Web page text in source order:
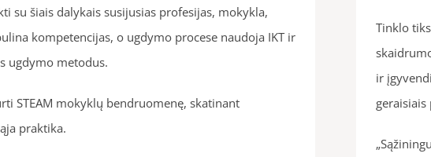
su šiais dalykais susijusias profesijas, mokykla,
kompetencijas, o ugdymo procese naudoja IKT ir
ugdymo metodus.
STEAM mokyklų bendruomenę, skatinant
praktika.
Tinklo
ir
geraisiais